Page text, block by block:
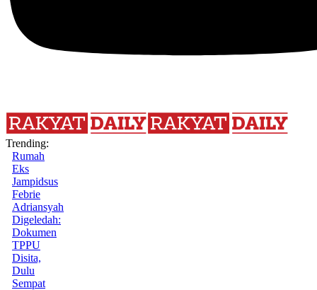
Trending:
Rumah
Eks
Jampidsus
Febrie
Adriansyah
Digeledah:
Dokumen
TPPU
Disita,
Dulu
Sempat